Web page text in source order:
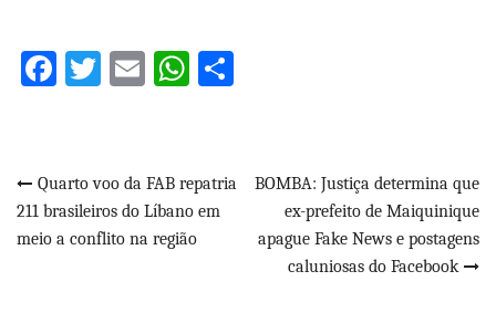
Facebook
Twitter
EmailWhatsApp
Navegação
de
Quarto voo da FAB repatria
211 brasileiros do Líbano em
meio a conflito na região
BOMBA: Justiça determina que
ex-prefeito de Maiquinique
apague Fake News e postagens
caluniosas do Facebook